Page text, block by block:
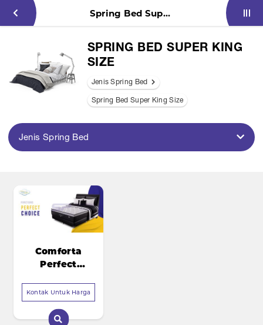
Spring Bed Super King Size
SPRING BED SUPER KING
SIZE
Jenis Spring Bed
Spring Bed Super King Size
Jenis Spring Bed
Comforta
Perfect
Kontak Untuk Harga